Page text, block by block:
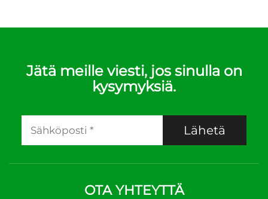
Jätä meille viesti, jos sinulla on
kysymyksiä.
Lähetä
OTA YHTEYTTÄ